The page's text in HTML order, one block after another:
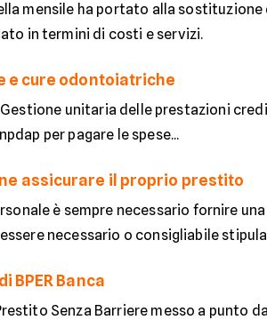
mensile ha portato alla sostituzione
in termini di costi e servizi.
e cure odontoiatriche
unitaria delle prestazioni
per pagare le spese...
assicurare il proprio prestito
è sempre necessario fornire
necessario o consigliabile
BPER Banca
Senza Barriere messo a punto